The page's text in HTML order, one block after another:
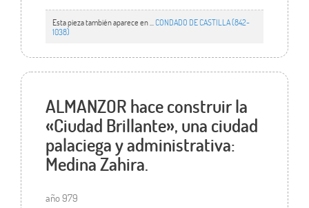
Esta pieza también aparece en ... CONDADO DE CASTILLA (842-
1038)
ALMANZOR hace construir la
«Ciudad Brillante», una ciudad
palaciega y administrativa:
Medina Zahira.
año 979